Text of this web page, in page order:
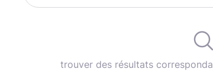
trouver des résultats